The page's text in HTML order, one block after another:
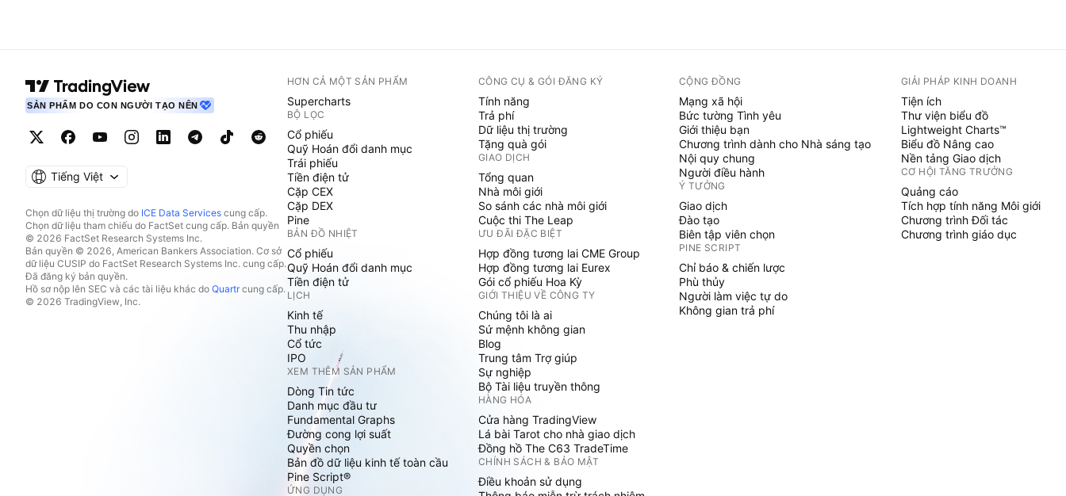
SẢN PHẨM DO CON NGƯỜI TẠO NÊN
Tiếng Việt
Chọn dữ liệu thị trường do ICE Data Services cung cấp.
Chọn dữ liệu tham chiếu do FactSet cung cấp. Bản quyền
© 2026 FactSet Research Systems Inc.
Bản quyền © 2026, American Bankers Association. Cơ sở
dữ liệu CUSIP do FactSet Research Systems Inc. cung cấp.
Đã đăng ký bản quyền.
Hồ sơ nộp lên SEC và các tài liệu khác do Quartrcung cấp.
© 2026 TradingView, Inc.
HƠN CẢ MỘT SẢN PHẨM
Supercharts
BỘ LỌC
Cổ phiếu
Quỹ Hoán đổi danh mục
Trái phiếu
Tiền điện tử
Cặp CEX
Cặp DEX
Pine
BẢN ĐỒ NHIỆT
Cổ phiếu
Quỹ Hoán đổi danh mục
Tiền điện tử
LỊCH
Kinh tế
Thu nhập
Cổ tức
IPO
XEM THÊM SẢN PHẨM
Dòng Tin tức
Danh mục đầu tư
Fundamental Graphs
Đường cong lợi suất
Quyền chọn
Bản đồ dữ liệu kinh tế toàn cầu
Pine Script®
ỨNG DỤNG
CÔNG CỤ & GÓI ĐĂNG KÝ
Tính năng
Trả phí
Dữ liệu thị trường
Tặng quà gói
GIAO DỊCH
Tổng quan
Nhà môi giới
So sánh các nhà môi giới
Cuộc thi The Leap
ƯU ĐÃI ĐẶC BIỆT
Hợp đồng tương lai CME Group
Hợp đồng tương lai Eurex
Gói cổ phiếu Hoa Kỳ
GIỚI THIỆU VỀ CÔNG TY
Chúng tôi là ai
Sứ mệnh không gian
Blog
Trung tâm Trợ giúp
Sự nghiệp
Bộ Tài liệu truyền thông
HÀNG HÓA
Cửa hàng TradingView
Lá bài Tarot cho nhà giao dịch
Đồng hồ The C63 TradeTime
CHÍNH SÁCH & BẢO MẬT
Điều khoản sử dụng
CỘNG ĐỒNG
Mạng xã hội
Bức tường Tình yêu
Giới thiệu bạn
Chương trình dành cho Nhà sáng tạo
Nội quy chung
Người điều hành
Ý TƯỞNG
Giao dịch
Đào tạo
Biên tập viên chọn
PINE SCRIPT
Chỉ báo & chiến lược
Phù thủy
Người làm việc tự do
Không gian trả phí
GIẢI PHÁP KINH DOANH
Tiện ích
Thư viện biểu đồ
Lightweight Charts™
Biểu đồ Nâng cao
Nền tảng Giao dịch
CƠ HỘI TĂNG TRƯỞNG
Quảng cáo
Tích hợp tính năng Môi giới
Chương trình Đối tác
Chương trình giáo dục